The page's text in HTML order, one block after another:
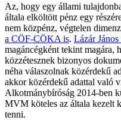
Az, hogy egy állami
általa elköltött pénz egy
nem közpénz, végtelen
a CÖF-CÖKA is. Lázár
magáncégként tekint magára,
közzétesznek bizonyos
néha válaszolnak közérdekű
akkor közérdekű adattal való
Alkotmánybíróság 2014-ben
MVM köteles az általa kezelt
tenni.